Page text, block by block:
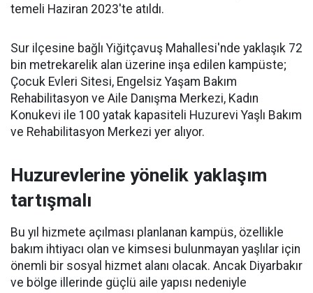
temeli Haziran 2023'te atıldı.
Sur ilçesine bağlı Yiğitçavuş Mahallesi'nde yaklaşık 72
bin metrekarelik alan üzerine inşa edilen kampüste;
Çocuk Evleri Sitesi, Engelsiz Yaşam Bakım
Rehabilitasyon ve Aile Danışma Merkezi, Kadın
Konukevi ile 100 yatak kapasiteli Huzurevi Yaşlı Bakım
ve Rehabilitasyon Merkezi yer alıyor.
Huzurevlerine yönelik yaklaşım
tartışmalı
Bu yıl hizmete açılması planlanan kampüs, özellikle
bakım ihtiyacı olan ve kimsesi bulunmayan yaşlılar için
önemli bir sosyal hizmet alanı olacak. Ancak Diyarbakır
ve bölge illerinde güçlü aile yapısı nedeniyle